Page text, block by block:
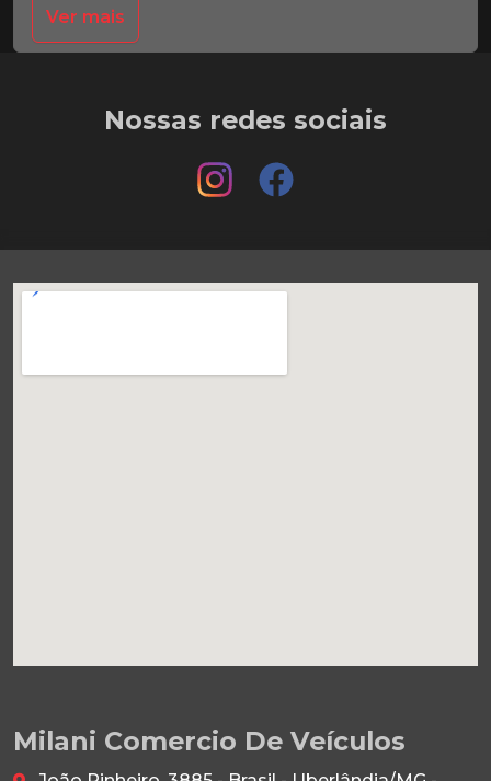
Ver mais
Nossas redes sociais
Milani Comercio De Veículos